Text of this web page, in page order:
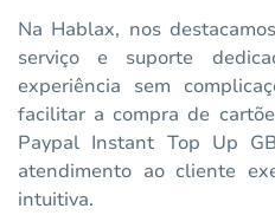
Na Hablax, nos
serviço e suporte
experiência sem
facilitar a compra de
Paypal Instant Top Up
atendimento ao cliente
intuitiva.